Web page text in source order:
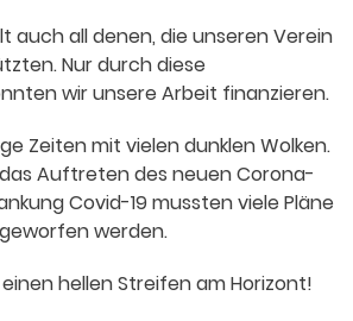
auch all denen, die unseren Verein
Nur durch diese
wir unsere Arbeit finanzieren.
Zeiten mit vielen dunklen Wolken.
Auftreten des neuen Corona-
Covid-19 mussten viele Pläne
werden.
hellen Streifen am Horizont!